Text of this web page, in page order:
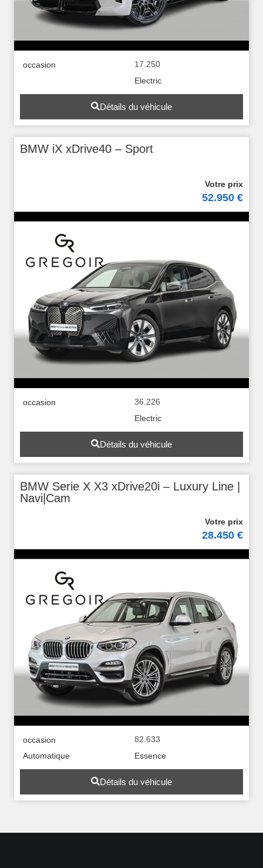
occasion
17.250
Electric
Détails du véhicule
BMW iX xDrive40 – Sport
52.950 €
occasion
36.226
Electric
Détails du véhicule
BMW Serie X X3 xDrive20i – Luxury Line |
Navi|Cam
28.450 €
occasion
82.633
Automatique
Essence
Détails du véhicule